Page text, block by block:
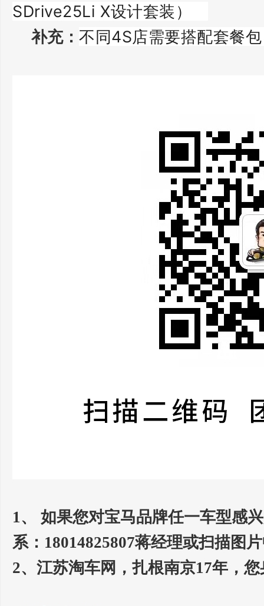
SDrive25Li X设计套装）
补充： 不同4S店需要搭配套餐
1、 如果您对宝马品牌任一车型感
系：18014825807蒋经理或扫描
2、江苏淘车网，扎根南京17年，